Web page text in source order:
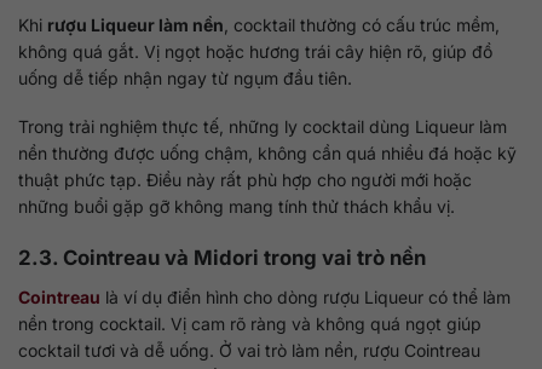
Khi rượu Liqueur làm nền , cocktail thường có cấu trúc mềm,
không quá gắt. Vị ngọt hoặc hương trái cây hiện rõ, giúp đồ
uống dễ tiếp nhận ngay từ ngụm đầu tiên.
Trong trải nghiệm thực tế, những ly cocktail dùng Liqueur làm
nền thường được uống chậm, không cần quá nhiều đá hoặc kỹ
thuật phức tạp. Điều này rất phù hợp cho người mới hoặc
những buổi gặp gỡ không mang tính thử thách khẩu vị.
2.3. Cointreau và Midori trong vai trò nền
Cointreau là ví dụ điển hình cho dòng rượu Liqueur có thể làm
nền trong cocktail. Vị cam rõ ràng và không quá ngọt giúp
cocktail tươi và dễ uống. Ở vai trò làm nền, rượu Cointreau